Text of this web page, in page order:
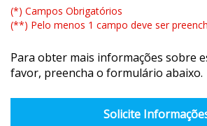
(*) Campos Obrigatórios
(**) Pelo menos 1 campo deve ser
Para obter mais informações sobre
favor, preencha o formulário abaixo.
Solicite